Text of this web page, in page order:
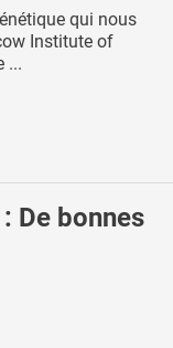
qui nous
Institute of
...
: De bonnes